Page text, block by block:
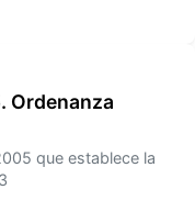
Ordenanza
que establece la